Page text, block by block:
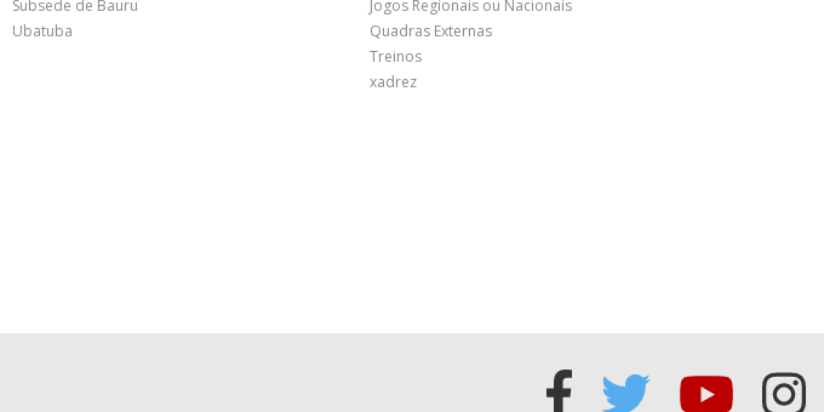
Subsede de Bauru
Ubatuba
Jogos Regionais ou Nacionais
Quadras Externas
Treinos
xadrez
Acessar
Acessar